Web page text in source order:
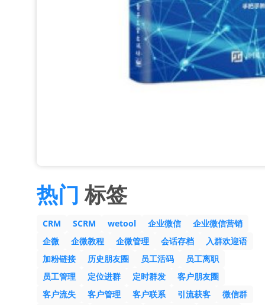
热门 标签
CRM SCRM wetool 企业微信
企业微信营销
企微
企微教程 企微管理 会话存档
入群欢迎语
加粉链接
历史朋友圈 员工活码
员工离职
员工管理
定位进群 定时群发
客户朋友圈
客户流失
客户管理 客户联系 引流获客
微信群